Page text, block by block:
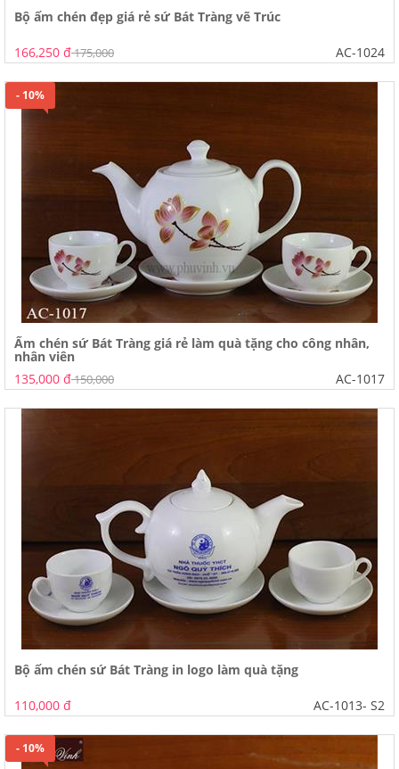
Bộ ấm chén đẹp giá rẻ sứ Bát Tràng vẽ Trúc
166,250 đ175,000 AC-1024
- 10%
Ấm chén sứ Bát Tràng giá rẻ làm quà tặng cho công nhân,
nhân viên
135,000 đ150,000 AC-1017
Bộ ấm chén sứ Bát Tràng in logo làm quà tặng
110,000 đ AC-1013- S2
- 10%